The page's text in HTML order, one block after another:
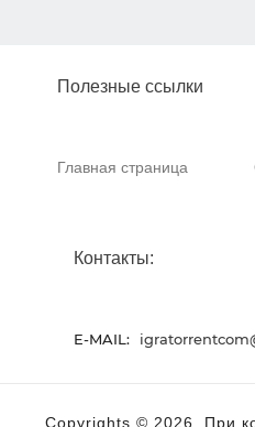
Полезные ссылки
Главная страница
Контакты:
E-MAIL:
Copyrights © 2026. При